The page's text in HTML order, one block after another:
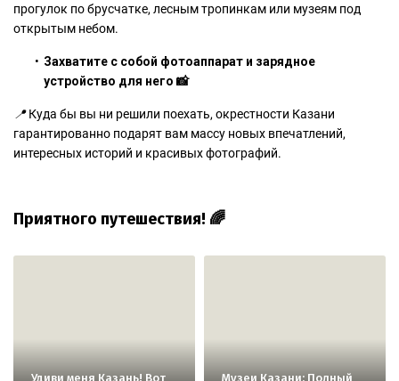
прогулок по брусчатке, лесным тропинкам или музеям под
открытым небом.
Захватите с собой фотоаппарат и зарядное
устройство для него 📸
📍Куда бы вы ни решили поехать, окрестности Казани
гарантированно подарят вам массу новых впечатлений,
интересных историй и красивых фотографий.
Приятного путешествия! 🌈
Удиви меня Казань! Вот
Музеи Казани: Полный